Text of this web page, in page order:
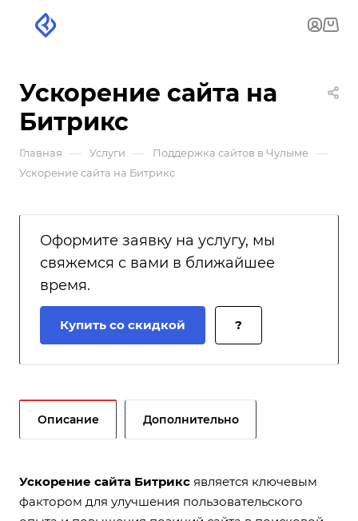
Ускорение сайта на
Битрикс
Главная — Услуги — Поддержка сайтов в Чулыме —
Ускорение сайта на Битрикс
Оформите заявку на услугу, мы
свяжемся с вами в ближайшее
время.
Купить со скидкой ?
Описание Дополнительно
Ускорение сайта Битрикс является ключевым
фактором для улучшения пользовательского